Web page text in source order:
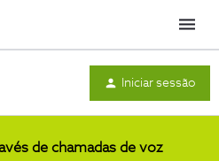
Menu
Iniciar sessão
de chamadas de voz